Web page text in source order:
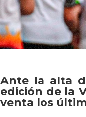
Ante la alta
edición de la
venta los